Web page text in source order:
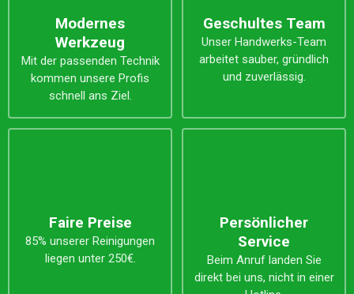
Modernes
Werkzeug
Mit der passenden Technik
kommen unsere Profis
schnell ans Ziel.
Geschultes Team
Unser Handwerks-Team
arbeitet sauber, gründlich
und zuverlässig.
Faire Preise
85% unserer Reinigungen
liegen unter 250€.
Persönlicher
Service
Beim Anruf landen Sie
direkt bei uns, nicht in einer